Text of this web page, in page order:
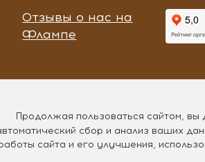
Отзывы о нас на
Флампе
Продолжая пользоваться сайтом, вы
сбор и анализ ваших
сайта и его улучшения,